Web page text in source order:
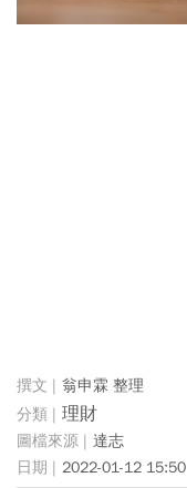
翁申霖 整理
理財
達志
2022-01-12 15:50